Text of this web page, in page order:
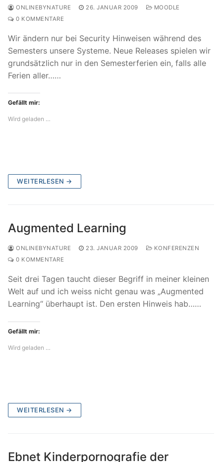
ONLINEBYNATURE 26. JANUAR 2009
MOODLE
0 KOMMENTARE
Wir ändern nur bei Security Hinweisen während des
Semesters unsere Systeme. Neue Releases spielen wir
grundsätzlich nur in den Semesterferien ein, falls alle
Ferien aller……
Gefällt mir:
Wird geladen …
WEITERLESEN →
Augmented Learning
ONLINEBYNATURE 23. JANUAR 2009
KONFERENZEN
0 KOMMENTARE
Seit drei Tagen taucht dieser Begriff in meiner kleinen
Welt auf und ich weiss nicht genau was „Augmented
Learning“ überhaupt ist. Den ersten Hinweis hab……
Gefällt mir:
Wird geladen …
WEITERLESEN →
Ebnet Kinderpornografie der